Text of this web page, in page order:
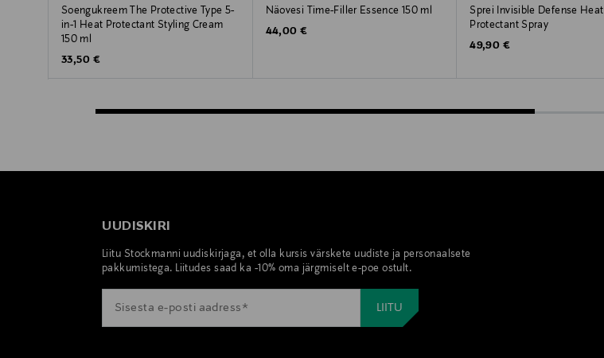
Soengukreem The Protective Type 5-
in-1 Heat Protectant Styling Cream
150 ml
Original Price
33,50 €
Näovesi Time-Filler Essence 150 ml
Original Price
44,00 €
Sprei Invisible Defense Heat
Protectant Spray
Original Price
49,90 €
UUDISKIRI
Liitu Stockmanni uudiskirjaga, et olla kursis värskete uudiste ja personaalsete
pakkumistega. Liitudes saad ka -10% oma järgmiselt e-poe ostult.